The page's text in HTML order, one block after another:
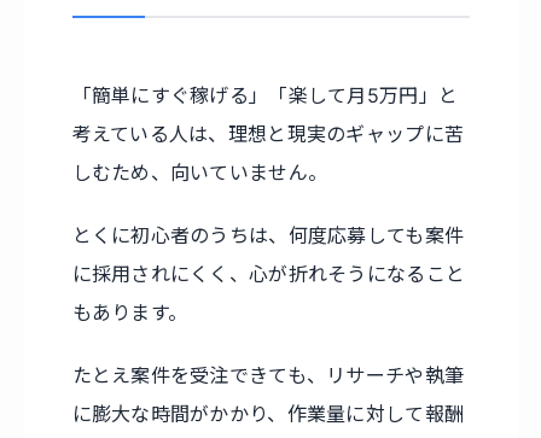
「簡単にすぐ稼げる」「楽して月5万円」と
考えている人は、理想と現実のギャップに苦
しむため、向いていません。
とくに初心者のうちは、何度応募しても案件
に採用されにくく、心が折れそうになること
もあります。
たとえ案件を受注できても、リサーチや執筆
に膨大な時間がかかり、作業量に対して報酬